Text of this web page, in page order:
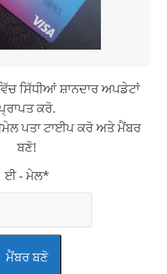
ਸਿੱਧੀਆਂ ਸ਼ਾਨਦਾਰ ਅਪਡੇਟਾਂ
ਕਰੋ.
ਪਤਾ ਟਾਈਪ ਕਰੋ ਅਤੇ ਮੈਂਬਰ
ਬਣੋ!
ਈ - ਮੇਲ*
ਮੈਂਬਰ ਬਣੋ